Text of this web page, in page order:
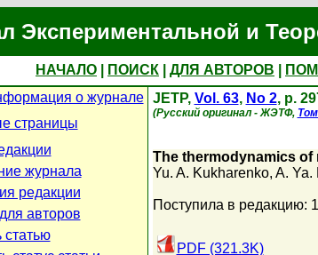
Экспериментальной и
НАЧАЛО ПОИСК ДЛЯ АВТОРОВ
о журнале
страницы
журнала
редакции
авторов
статью
JETP, Vol. 63, No 2, p.
(Русский оригинал - ЖЭТФ,
The thermodynamics of
Yu. A. Kukharenko, A. Ya.
Поступила в редакцию:
PDF (321.3K)